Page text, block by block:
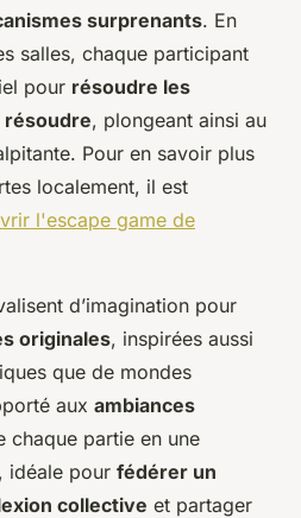
surprenants. En
salles, chaque participant
pour résoudre les
résoudre, plongeant ainsi au
Pour en savoir plus
localement, il est
l'escape game de
d’imagination pour
originales, inspirées aussi
que de mondes
aux ambiances
chaque partie en une
idéale pour fédérer un
collective et partager